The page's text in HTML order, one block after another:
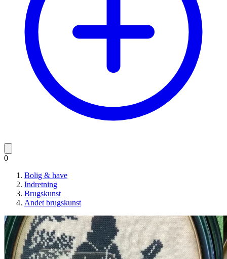
0
Bolig & have
Indretning
Brugskunst
Andet brugskunst